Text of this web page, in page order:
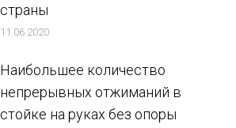
страны
11.06.2020
Наибольшее количество
непрерывных отжиманий в
стойке на руках без опоры